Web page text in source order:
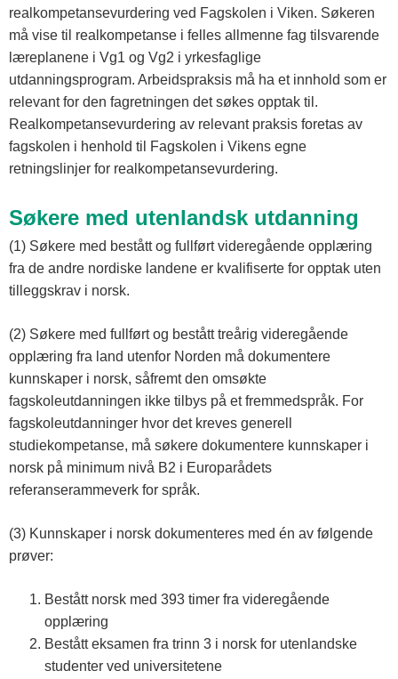
realkompetansevurdering ved Fagskolen i Viken. Søkeren
må vise til realkompetanse i felles allmenne fag tilsvarende
læreplanene i Vg1 og Vg2 i yrkesfaglige
utdanningsprogram. Arbeidspraksis må ha et innhold som er
relevant for den fagretningen det søkes opptak til.
Realkompetansevurdering av relevant praksis foretas av
fagskolen i henhold til Fagskolen i Vikens egne
retningslinjer for realkompetansevurdering.
Søkere med utenlandsk utdanning
(1) Søkere med bestått og fullført videregående opplæring
fra de andre nordiske landene er kvalifiserte for opptak uten
tilleggskrav i norsk.
(2) Søkere med fullført og bestått treårig videregående
opplæring fra land utenfor Norden må dokumentere
kunnskaper i norsk, såfremt den omsøkte
fagskoleutdanningen ikke tilbys på et fremmedspråk. For
fagskoleutdanninger hvor det kreves generell
studiekompetanse, må søkere dokumentere kunnskaper i
norsk på minimum nivå B2 i Europarådets
referanserammeverk for språk.
(3) Kunnskaper i norsk dokumenteres med én av følgende
prøver:
Bestått norsk med 393 timer fra videregående
opplæring
Bestått eksamen fra trinn 3 i norsk for utenlandske
studenter ved universitetene